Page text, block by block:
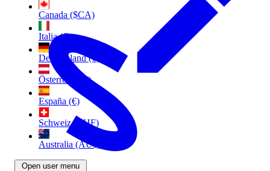
Canada ($CA)
Italia (€)
Deutschland (€)
Österreich (€)
España (€)
Schweiz (CHF)
Australia (AU$)
Open user menu